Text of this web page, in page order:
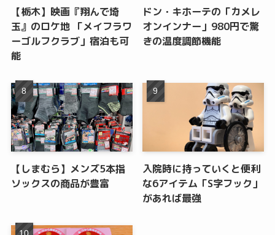
【栃木】映画『翔んで埼
玉』のロケ地 「メイフラワ
ーゴルフクラブ」宿泊も可
能
ドン・キホーテの「カメレ
オンインナー」980円で驚
きの温度調節機能
【しまむら】メンズ5本指
ソックスの商品が豊富
入院時に持っていくと便利
な6アイテム「S字フック」
があれば最強